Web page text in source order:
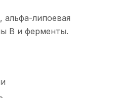
липоевая
B и ферменты.